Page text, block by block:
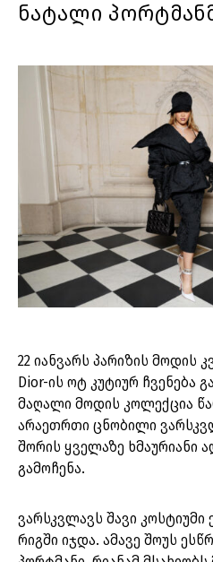
ნატალი
22 იანვარს პარიზის მოდის
Dior-ის ოტ კუტიურ ჩვენება
მაღალი მოდის კოლექცია
არაეთრთი ცნობილი
შორის ყველაზე ხმაურიანი
გამოჩენა.
ვარსკვლავს შავი კოსტიუმი
რიგში იჯდა. ამავე შოუს